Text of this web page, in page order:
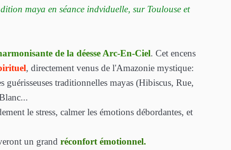
maya en séance indviduelle, sur Toulouse et
de la déesse Arc-En-Ciel. Cet encens
, directement venus de l'Amazonie mystique:
traditionnelles mayas (Hibiscus, Rue,
le stress, calmer les émotions débordantes, et
un grand réconfort émotionnel.